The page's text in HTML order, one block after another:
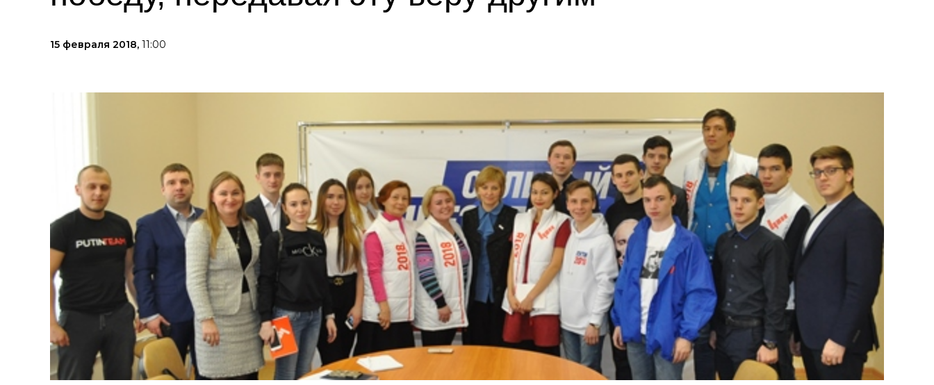
15 февраля 2018, 11:00